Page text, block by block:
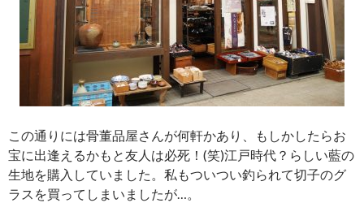
この通りには骨董品屋さんが何軒かあり、もしかしたらお
宝に出逢えるかもと友人は必死！(笑)江戸時代？らしい藍の
生地を購入していました。私もついつい釣られて切子のグ
ラスを買ってしまいましたが…。